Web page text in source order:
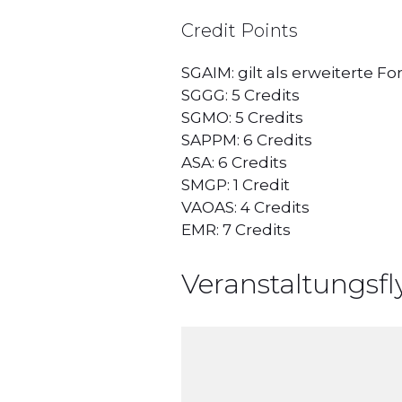
Credit Points
SGAIM: gilt als erweiterte
SGGG: 5 Credits
SGMO: 5 Credits
SAPPM: 6 Credits
ASA: 6 Credits
SMGP: 1 Credit
VAOAS: 4 Credits
EMR: 7 Credits